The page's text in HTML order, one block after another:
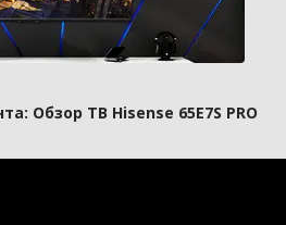
Обзор ТВ Hisense 65E7S PRO